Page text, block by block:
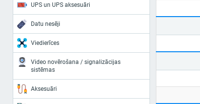
UPS un UPS aksesuāri
Datu nesēji
Viedierīces
Video novērošana / signalizācijas
sistēmas
Aksesuāri